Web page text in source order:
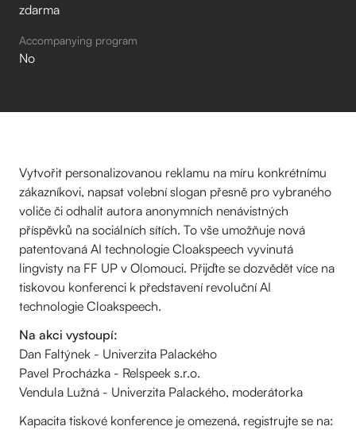
zdarma
Accompanying program
No
Vytvořit personalizovanou reklamu na míru konkrétnímu
zákazníkovi, napsat volební slogan přesně pro vybraného
voliče či odhalit autora anonymních nenávistných
příspěvků na sociálních sítích. To vše umožňuje nová
patentovaná AI technologie Cloakspeech vyvinutá
lingvisty na FF UP v Olomouci. Přijďte se dozvědět více na
tiskovou konferenci k představení revoluční AI
technologie Cloakspeech.
Na akci vystoupí:
Dan Faltýnek - Univerzita Palackého
Pavel Procházka - Relspeek s.r.o.
Vendula Lužná - Univerzita Palackého, moderátorka
Kapacita tiskové konference je omezená, registrujte se na: